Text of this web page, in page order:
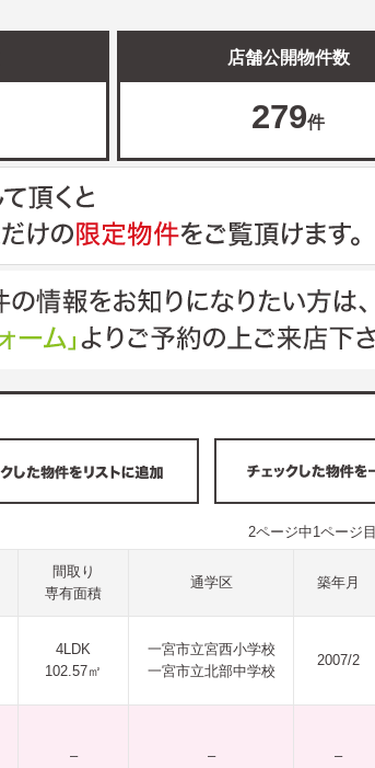
店舗公開物件数
279件
2ページ中1ページ目
間取り
専有面積
通学区 築年月
4LDK
102.57㎡
一宮市立宮西小学校
一宮市立北部中学校
2007/2
– – –